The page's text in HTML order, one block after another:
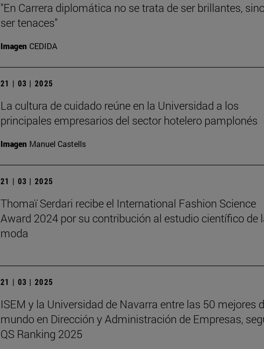
"En Carrera diplomática no se trata de ser brillantes,
ser tenaces"
Imagen CEDIDA
21 | 03 | 2025
La cultura de cuidado reúne en la Universidad a los
principales empresarios del sector hotelero pamplonés
Imagen Manuel Castells
21 | 03 | 2025
Thomaï Serdari recibe el International Fashion Science
Award 2024 por su contribución al estudio científico de
moda
21 | 03 | 2025
ISEM y la Universidad de Navarra entre las 50 mejores
mundo en Dirección y Administración de Empresas,
QS Ranking 2025